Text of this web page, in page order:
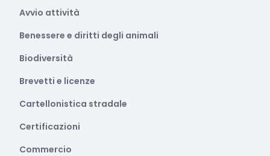
Avvio attività
Benessere e diritti degli animali
Biodiversità
Brevetti e licenze
Cartellonistica stradale
Certificazioni
Commercio